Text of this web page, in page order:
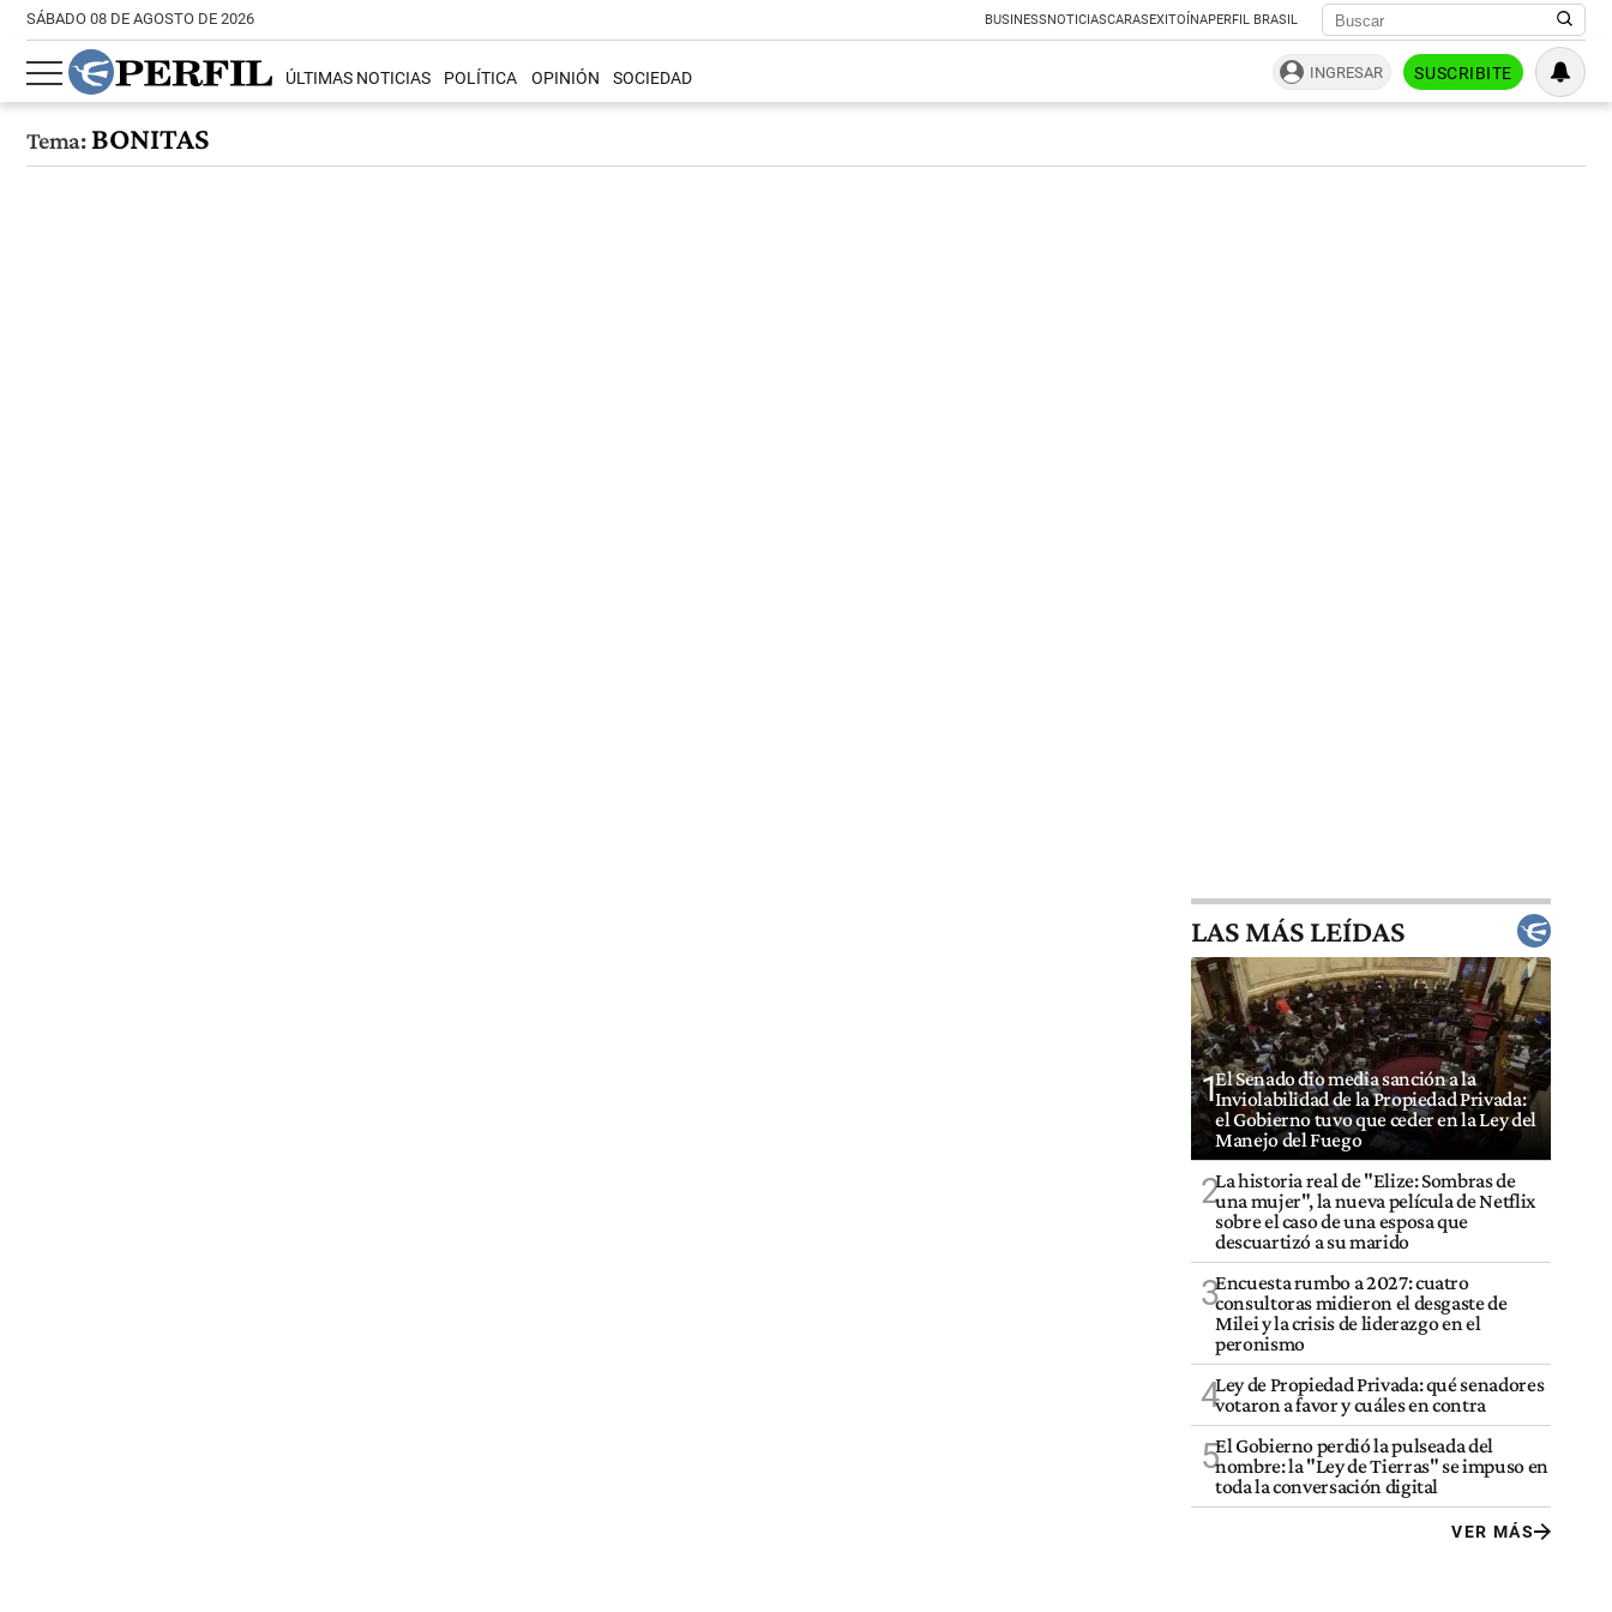
SÁBADO 08 DE AGOSTO DE 2026 BUSINESSNOTICIASCARASEXITOÍNAPERFIL BRASIL
ÚLTIMAS NOTICIAS POLÍTICA OPINIÓN SOCIEDAD INGRESAR SUSCRIBITE
Tema:BONITAS
LAS MÁS LEÍDAS
1El Senado dio media sanción a la
Inviolabilidad de la Propiedad Privada:
el Gobierno tuvo que ceder en la Ley del
Manejo del Fuego
2La historia real de "Elize: Sombras de
una mujer", la nueva película de Netflix
sobre el caso de una esposa que
descuartizó a su marido
3Encuesta rumbo a 2027: cuatro
consultoras midieron el desgaste de
Milei y la crisis de liderazgo en el
peronismo
4Ley de Propiedad Privada: qué senadores
votaron a favor y cuáles en contra
5El Gobierno perdió la pulseada del
nombre: la "Ley de Tierras" se impuso en
toda la conversación digital
VER MÁS